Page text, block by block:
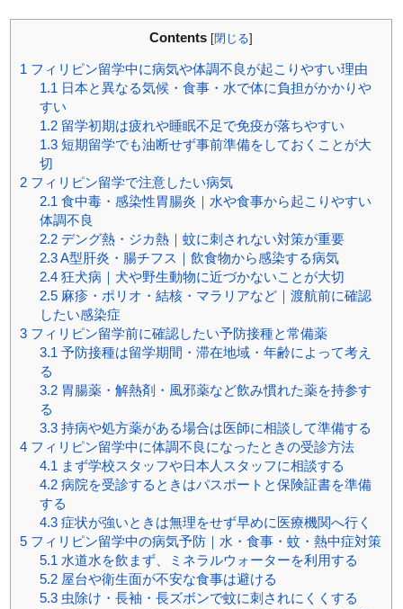
Contents [閉じる]
1 フィリピン留学中に病気や体調不良が起こりやすい理由
1.1 日本と異なる気候・食事・水で体に負担がかかりや
すい
1.2 留学初期は疲れや睡眠不足で免疫が落ちやすい
1.3 短期留学でも油断せず事前準備をしておくことが大
切
2 フィリピン留学で注意したい病気
2.1 食中毒・感染性胃腸炎｜水や食事から起こりやすい
体調不良
2.2 デング熱・ジカ熱｜蚊に刺されない対策が重要
2.3A型肝炎・腸チフス｜飲食物から感染する病気
2.4 狂犬病｜犬や野生動物に近づかないことが大切
2.5 麻疹・ポリオ・結核・マラリアなど｜渡航前に確認
したい感染症
3 フィリピン留学前に確認したい予防接種と常備薬
3.1 予防接種は留学期間・滞在地域・年齢によって考え
る
3.2 胃腸薬・解熱剤・風邪薬など飲み慣れた薬を持参す
る
3.3 持病や処方薬がある場合は医師に相談して準備する
4 フィリピン留学中に体調不良になったときの受診方法
4.1 まず学校スタッフや日本人スタッフに相談する
4.2 病院を受診するときはパスポートと保険証書を準備
する
4.3 症状が強いときは無理をせず早めに医療機関へ行く
5 フィリピン留学中の病気予防｜水・食事・蚊・熱中症対策
5.1 水道水を飲まず、ミネラルウォーターを利用する
5.2 屋台や衛生面が不安な食事は避ける
5.3 虫除け・長袖・長ズボンで蚊に刺されにくくする